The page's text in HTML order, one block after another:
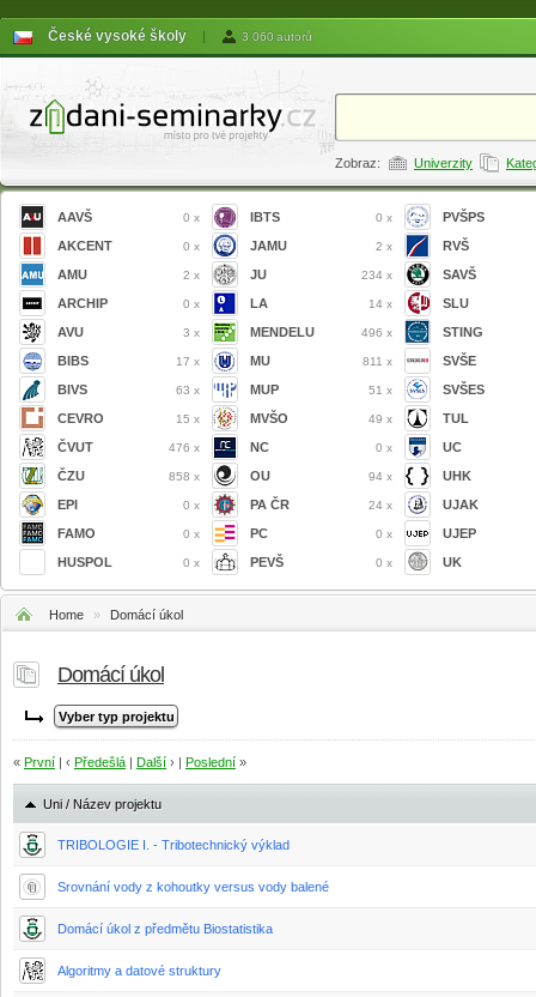
České vysoké školy | 3 060 autorů
Zobraz: Univerzity
AAVŠ 0 x
AKCENT 0 x
AMU 2 x
ARCHIP 0 x
AVU 3 x
BIBS 17 x
BIVS 63 x
CEVRO 15 x
ČVUT 476 x
ČZU 858 x
EPI 0 x
FAMO 0 x
HUSPOL 0 x
IBTS 0 x
JAMU 2 x
JU 234 x
LA 14 x
MENDELU 496 x
MU 811 x
MUP 51 x
MVŠO 49 x
NC 0 x
OU 94 x
PA ČR 24 x
PC 0 x
PEVŠ 0 x
PVŠPS
RVŠ
SAVŠ
SLU
STING
SVŠE
SVŠES
TUL
UC
UHK
UJAK
UJEP
UK
Home » Domácí úkol
Domácí úkol
« První | ‹ Předešlá Další › | Poslední »
Uni / Název projektu
TRIBOLOGIE I. - Tribotechnický výklad
Srovnání vody z kohoutky versus vody balené
Domácí úkol z předmětu Biostatistika
Algoritmy a datové struktury